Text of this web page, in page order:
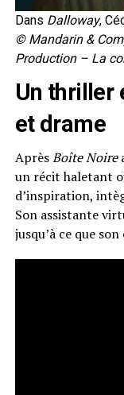
Dans Dalloway,
© Mandarin &
Production – La
Un thriller
et drame
AprèsBoîte Noire
un récit haletant
d’inspiration,
Son assistante
jusqu’à ce que